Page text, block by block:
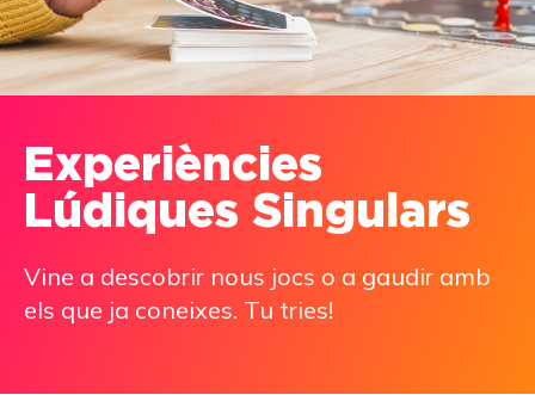
Experiències
Lúdiques Singulars
Vine a descobrir nous jocs o a gaudir amb
els que ja coneixes. Tu tries!